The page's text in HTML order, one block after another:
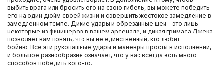
выбить врага или бросить его на свою гибель, вы можете победить
его на один дюйм своей жизни и совершить жестокое замедление в
замедленном темпе. Дикие удары и обрезанные шеи - это лишь
некоторые из финишеров в вашем арсенале, и дикая гримаса Джека
позволяет вам понять, что вы не единственный, кто любит
бойню. Все эти рукопашные удары и маневры просты в исполнении,
и большое разнообразие означает, что у вас всегда есть много
способов победить кого-то.